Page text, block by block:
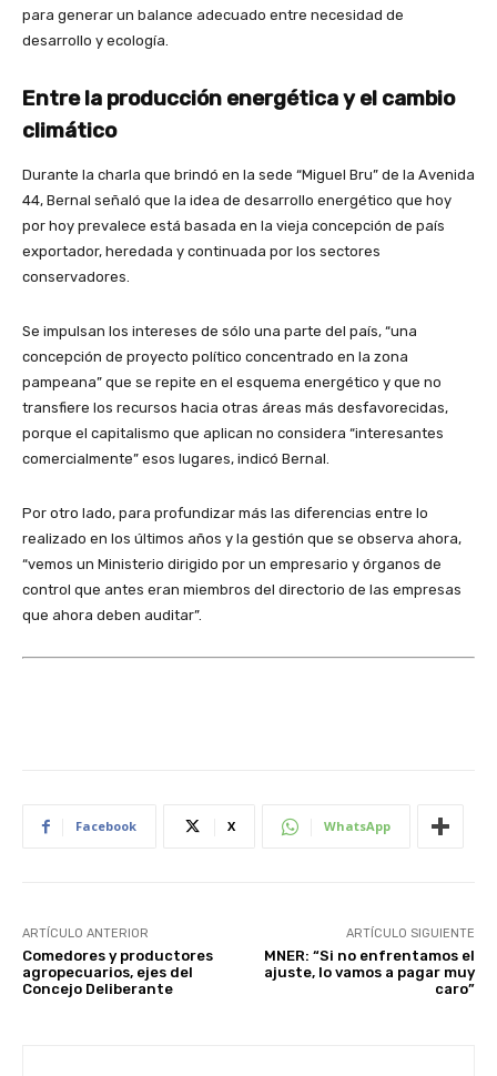
para generar un balance adecuado entre necesidad de
desarrollo y ecología.
Entre la producción energética y el cambio
climático
Durante la charla que brindó en la sede “Miguel Bru” de la Avenida
44, Bernal señaló que la idea de desarrollo energético que hoy
por hoy prevalece está basada en la vieja concepción de país
exportador, heredada y continuada por los sectores
conservadores.
Se impulsan los intereses de sólo una parte del país, “una
concepción de proyecto político concentrado en la zona
pampeana” que se repite en el esquema energético y que no
transfiere los recursos hacia otras áreas más desfavorecidas,
porque el capitalismo que aplican no considera “interesantes
comercialmente” esos lugares, indicó Bernal.
Por otro lado, para profundizar más las diferencias entre lo
realizado en los últimos años y la gestión que se observa ahora,
“vemos un Ministerio dirigido por un empresario y órganos de
control que antes eran miembros del directorio de las empresas
que ahora deben auditar”.
Facebook X WhatsApp
ARTÍCULO ANTERIOR
Comedores y productores
agropecuarios, ejes del
Concejo Deliberante
ARTÍCULO SIGUIENTE
MNER: “Si no enfrentamos el
ajuste, lo vamos a pagar muy
caro”